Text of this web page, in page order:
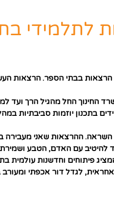
לתלמידי
הרצאות בבתי הספר. הרצאות
החינוך החל מהגיל הרך ועד
בתכנון יוזמות סביבתיות
השראה. ההרצאות שאני מעבירה
להיטיב עם האדם, הטבע
פיתוחים וחדשנות עולמית
לגדל דור אכפתי ומעורב